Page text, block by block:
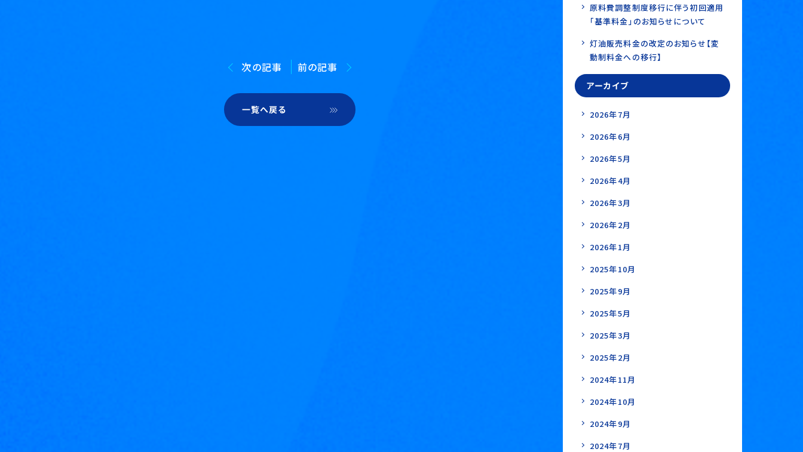
次の記事 前の記事
一覧へ戻る
原料費調整制度移行に伴う初回適用
「基準料金」のお知らせについて
灯油販売料金の改定のお知らせ【変
動制料金への移行】
アーカイブ
2026年7月
2026年6月
2026年5月
2026年4月
2026年3月
2026年2月
2026年1月
2025年10月
2025年9月
2025年5月
2025年3月
2025年2月
2024年11月
2024年10月
2024年9月
2024年7月